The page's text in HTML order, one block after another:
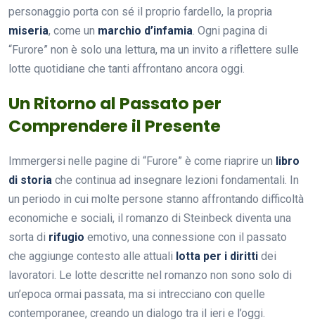
personaggio porta con sé il proprio fardello, la propria
miseria, come un marchio d’infamia . Ogni pagina di
“Furore” non è solo una lettura, ma un invito a riflettere sulle
lotte quotidiane che tanti affrontano ancora oggi.
Un Ritorno al Passato per
Comprendere il Presente
Immergersi nelle pagine di “Furore” è come riaprire un libro
di storia che continua ad insegnare lezioni fondamentali. In
un periodo in cui molte persone stanno affrontando difficoltà
economiche e sociali, il romanzo di Steinbeck diventa una
sorta di rifugio emotivo, una connessione con il passato
che aggiunge contesto alle attuali lotta per i diritti dei
lavoratori. Le lotte descritte nel romanzo non sono solo di
un’epoca ormai passata, ma si intrecciano con quelle
contemporanee, creando un dialogo tra il ieri e l’oggi.